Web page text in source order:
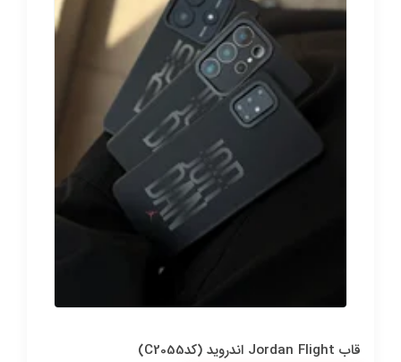
قاب Jordan Flight اندروید (کدC2055)